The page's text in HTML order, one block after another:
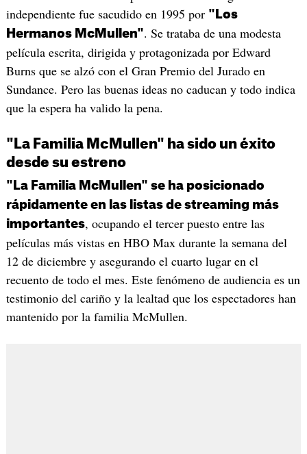
independiente fue sacudido en 1995 por "Los
Hermanos McMullen". Se trataba de una modesta
película escrita, dirigida y protagonizada por Edward
Burns que se alzó con el Gran Premio del Jurado en
Sundance. Pero las buenas ideas no caducan y todo indica
que la espera ha valido la pena.
"La Familia McMullen" ha sido un éxito
desde su estreno
"La Familia McMullen" se ha posicionado
rápidamente en las listas de streaming más
importantes, ocupando el tercer puesto entre las
películas más vistas en HBO Max durante la semana del
12 de diciembre y asegurando el cuarto lugar en el
recuento de todo el mes. Este fenómeno de audiencia es un
testimonio del cariño y la lealtad que los espectadores han
mantenido por la familia McMullen.